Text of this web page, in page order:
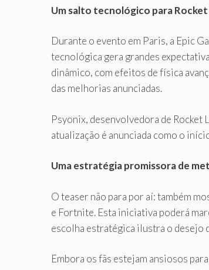
Um salto tecnológico para Rocket
Durante o evento em Paris, a Epic
tecnológica gera grandes
dinâmico, com efeitos de física
das melhorias anunciadas.
Psyonix, desenvolvedora de Rocket
atualização é anunciada como o
Uma estratégia promissora de
O teaser não para por aí: também
e Fortnite. Esta iniciativa poderá
escolha estratégica ilustra o desejo
Embora os fãs estejam ansiosos